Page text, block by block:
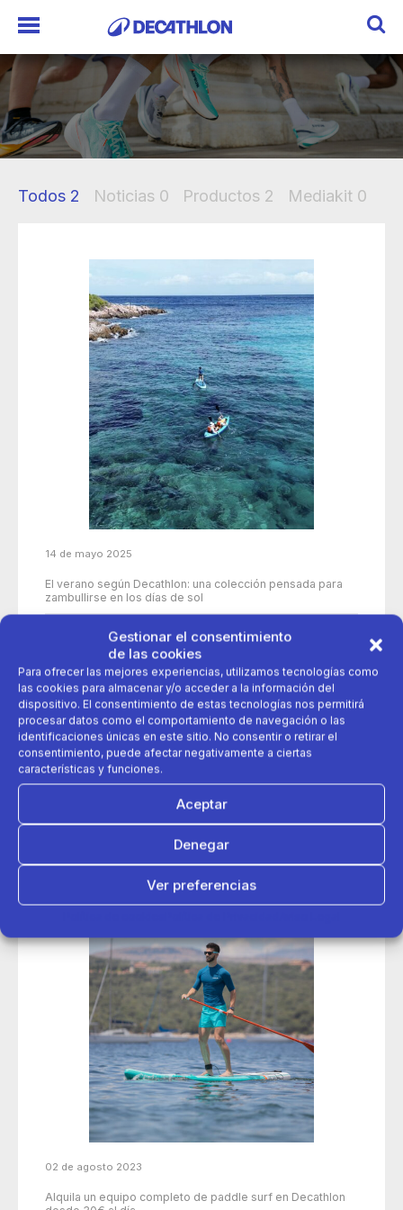
Gestionar el consentimiento
de las cookies
Para ofrecer las mejores experiencias, utilizamos tecnologías como
las cookies para almacenar y/o acceder a la información del
dispositivo. El consentimiento de estas tecnologías nos permitirá
procesar datos como el comportamiento de navegación o las
identificaciones únicas en este sitio. No consentir o retirar el
consentimiento, puede afectar negativamente a ciertas
características y funciones.
Aceptar
Denegar
Ver preferencias
Todos 2 Noticias 0 Productos 2 Mediakit 0
14 de mayo 2025
El verano según Decathlon: una colección pensada para
zambullirse en los días de sol
agua coleccion verano
Natación olaian Paddel Surf
proteción solar Surf
02 de agosto 2023
Alquila un equipo completo de paddle surf en Decathlon